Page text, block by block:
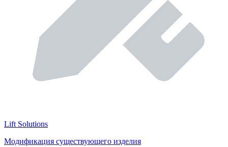
Lift Solutions
Модификация существующего изделия